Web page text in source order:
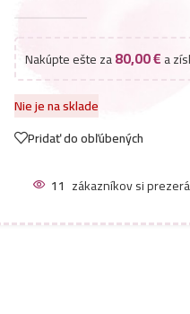
Nakúpte ešte za80,00€a
Nie je na sklade
Pridať do obľúbených
11 zákazníkov si